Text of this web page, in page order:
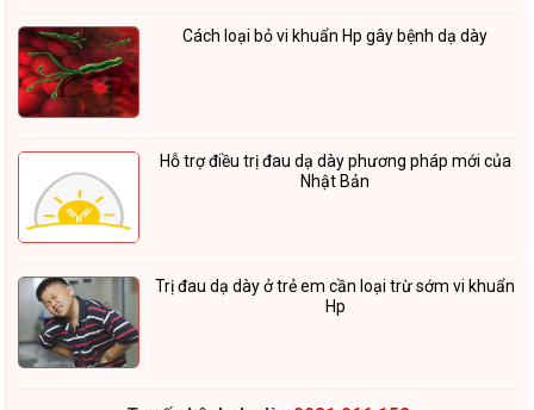
Cách loại bỏ vi khuẩn Hp gây bệnh dạ dày
Hỗ trợ điều trị đau dạ dày phương pháp mới của
Nhật Bản
Trị đau dạ dày ở trẻ em cần loại trừ sớm vi khuẩn
Hp